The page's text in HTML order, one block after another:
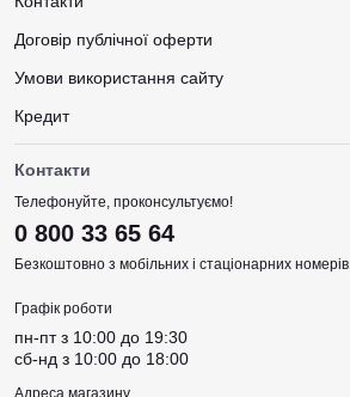
Договір публічної оферти
Умови використання сайту
Кредит
Контакти
Телефонуйте, проконсультуємо!
0 800 33 65 64
Безкоштовно з мобільних і стаціонарних номерів
Графік роботи
пн-пт з 10:00 до 19:30
сб-нд з 10:00 до 18:00
Адреса магазину